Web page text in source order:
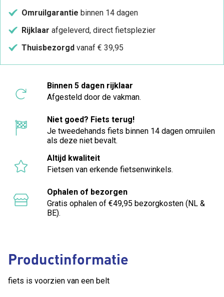
Productinformatie
fiets is voorzien van een belt
Omruilgarantie binnen 14 dagen
Rijklaar afgeleverd, direct fietsplezier
Thuisbezorgd vanaf € 39,95
Binnen 5 dagen rijklaar
Afgesteld door de vakman.
Niet goed? Fiets terug!
Je tweedehands fiets binnen 14 dagen omruilen
als deze niet bevalt.
Altijd kwaliteit
Fietsen van erkende fietsenwinkels.
Ophalen of bezorgen
Gratis ophalen of €49,95 bezorgkosten (NL &
BE).